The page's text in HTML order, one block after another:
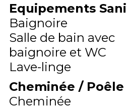
Equipements
Baignoire
Salle de bain avec
baignoire et WC
Lave-linge
Cheminée / Poêle
Cheminée